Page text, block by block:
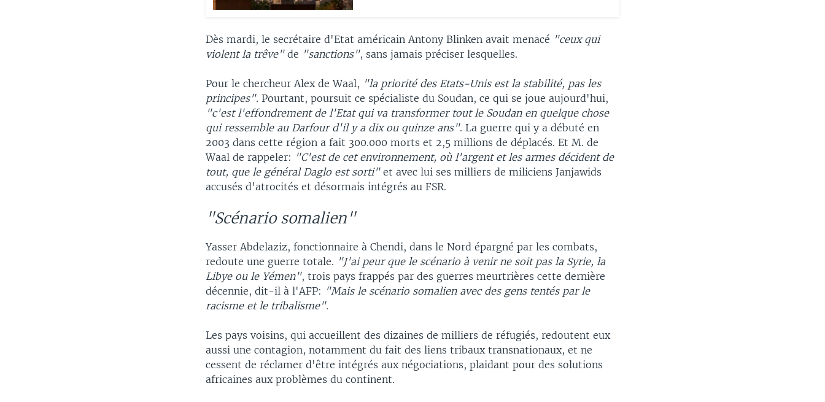
Dès mardi, le secrétaire d'Etat américain Antony Blinken avait menacé "ceux qui
violent la trêve"de "sanctions", sans jamais préciser lesquelles.
Pour le chercheur Alex de Waal, "la priorité des Etats-Unis est la stabilité, pas les
principes".Pourtant, poursuit ce spécialiste du Soudan, ce qui se joue aujourd'hui,
"c'est l'effondrement de l'Etat qui va transformer tout le Soudan en quelque chose
qui ressemble au Darfour d'il y a dix ou quinze ans". La guerre qui y a débuté en
2003 dans cette région a fait 300.000 morts et 2,5 millions de déplacés. Et M. de
Waal de rappeler: "C'est de cet environnement, où l'argent et les armes décident de
tout, que le général Daglo est sorti"et avec lui ses milliers de miliciens Janjawids
accusés d'atrocités et désormais intégrés au FSR.
"Scénario somalien"
Yasser Abdelaziz, fonctionnaire à Chendi, dans le Nord épargné par les combats,
redoute une guerre totale. "J'ai peur que le scénario à venir ne soit pas la Syrie, la
Libye ou le Yémen", trois pays frappés par des guerres meurtrières cette dernière
décennie, dit-il à l'AFP: "Mais le scénario somalien avec des gens tentés par le
racisme et le tribalisme".
Les pays voisins, qui accueillent des dizaines de milliers de réfugiés, redoutent eux
aussi une contagion, notamment du fait des liens tribaux transnationaux, et ne
cessent de réclamer d'être intégrés aux négociations, plaidant pour des solutions
africaines aux problèmes du continent.